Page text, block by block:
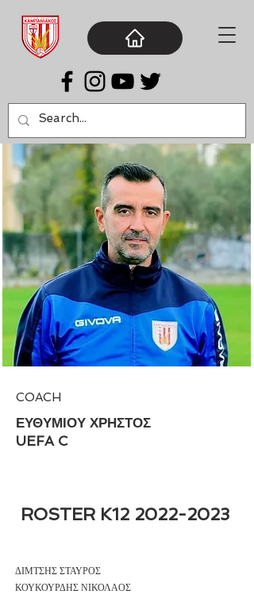
COACH
ΕΥΘΥΜΙΟΥ ΧΡΗΣΤΟΣ
UEFA C
ROSTER K12 2022-2023
ΔΙΜΤΣΗΣ ΣΤΑΥΡΟΣ
ΚΟΥΚΟΥΡΔΗΣ ΝΙΚΟΛΑΟΣ